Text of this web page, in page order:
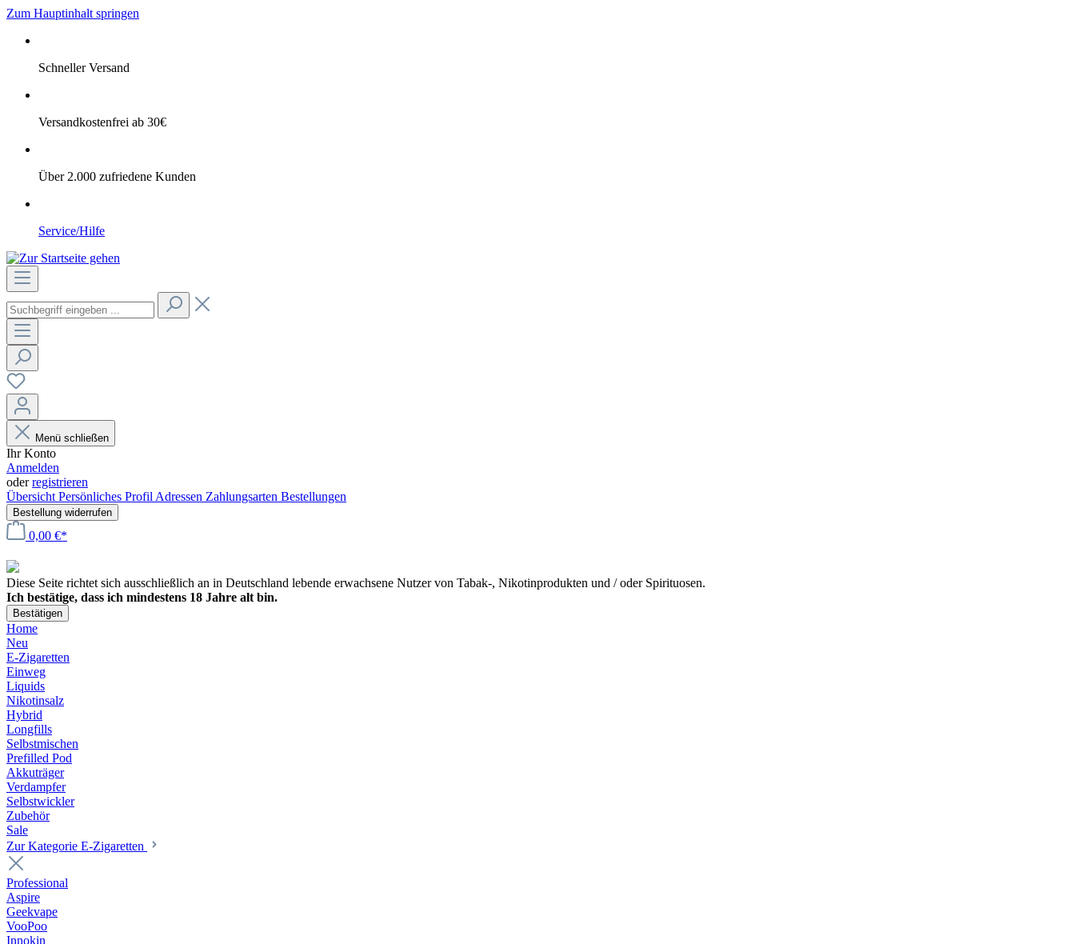
Zum Hauptinhalt springen
Schneller Versand
Versandkostenfrei ab 30€
Über 2.000 zufriedene Kunden
Service/Hilfe
Menü schließen
Ihr Konto
Anmelden
oderregistrieren
Übersicht Persönliches Profil Adressen Zahlungsarten Bestellungen
Bestellung widerrufen
0,00 €*
Diese Seite richtet sich ausschließlich an in Deutschland lebende erwachsene Nutzer von Tabak-, Nikotinprodukten und / oder Spirituosen.
Ich bestätige, dass ich mindestens 18 Jahre alt bin.
Bestätigen
Home
Neu
E-Zigaretten
Einweg
Liquids
Nikotinsalz
Hybrid
Longfills
Selbstmischen
Prefilled Pod
Akkuträger
Verdampfer
Selbstwickler
Zubehör
Sale
Zur Kategorie E-Zigaretten
Professional
Aspire
Geekvape
VooPoo
Innokin